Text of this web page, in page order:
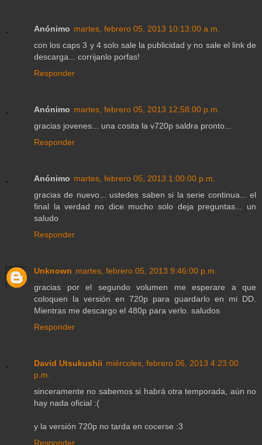
Anónimo martes, febrero 05, 2013 10:13:00 a.m.
con los caps 3 y 4 solo sale la publicidad y no sale el link de
descarga... corrijanlo porfas!
Responder
Anónimo martes, febrero 05, 2013 12:58:00 p.m.
gracias jovenes... una cosita la v720p saldra pronto...
Responder
Anónimo martes, febrero 05, 2013 1:00:00 p.m.
gracias de nuevo... ustedes saben si la serie continua... el
final la verdad no dice mucho solo deja preguntas... un
saludo
Responder
Unknown martes, febrero 05, 2013 9:46:00 p.m.
gracias por el segundo volumen me esperare a que
coloquen la versión en 720p para guardarlo en mi DD.
Mientras me descargo el 480p para verlo. saludos
Responder
David Utsukushii miércoles, febrero 06, 2013 4:23:00
p.m.
sinceramente no sabemos si habrá otra temporada, aún no
hay nada oficial :(
y la versión 720p no tarda en cocerse :3
Responder